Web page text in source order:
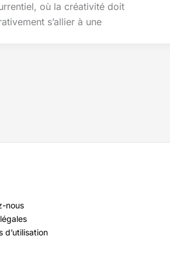
où la créativité doit
s’allier à une
nous
d’utilisation